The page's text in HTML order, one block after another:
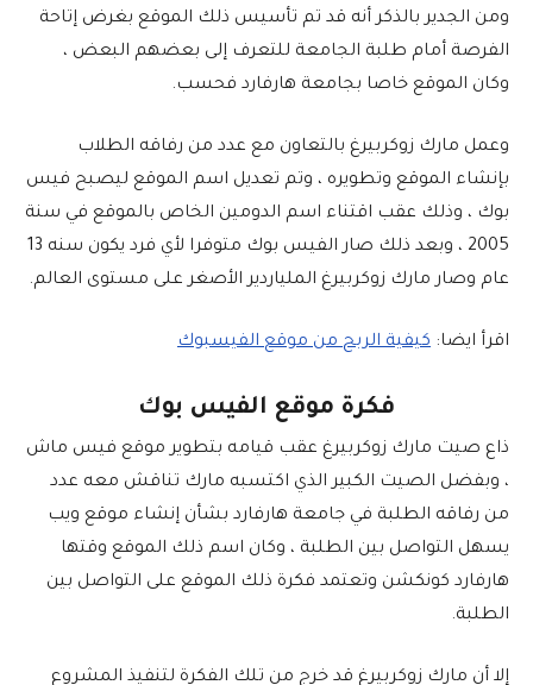
ومن الجدير بالذكر أنه قد تم تأسيس ذلك الموقع بغرض إتاحة
الفرصة أمام طلبة الجامعة للتعرف إلى بعضهم البعض ،
وكان الموقع خاصا بجامعة هارفارد فحسب.
وعمل مارك زوكربيرغ بالتعاون مع عدد من رفاقه الطلاب
بإنشاء الموقع وتطويره ، وتم تعديل اسم الموقع ليصبح فيس
بوك ، وذلك عقب اقتناء اسم الدومين الخاص بالموقع في سنة
2005 ، وبعد ذلك صار الفيس بوك متوفرا لأي فرد يكون سنه 13
عام وصار مارك زوكربيرغ الملياردير الأصغر على مستوى العالم.
اقرأ ايضا: كيفية الربح من موقع الفيسبوك
فكرة موقع الفيس بوك
ذاع صيت مارك زوكربيرغ عقب قيامه بتطوير موقع فيس ماش
، وبفضل الصيت الكبير الذي اكتسبه مارك تناقش معه عدد
من رفاقه الطلبة في جامعة هارفارد بشأن إنشاء موقع ويب
يسهل التواصل بين الطلبة ، وكان اسم ذلك الموقع وقتها
هارفارد كونكشن وتعتمد فكرة ذلك الموقع على التواصل بين
الطلبة.
إلا أن مارك زوكربيرغ قد خرج من تلك الفكرة لتنفيذ المشروع